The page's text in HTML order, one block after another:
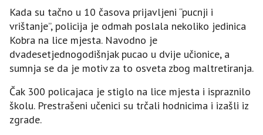
Kada su tačno u 10 časova prijavljeni “pucnji i
vrištanje”, policija je odmah poslala nekoliko jedinica
Kobra na lice mjesta. Navodno je
dvadesetjednogodišnjak pucao u dvije učionice, a
sumnja se da je motiv za to osveta zbog maltretiranja.
Čak 300 policajaca je stiglo na lice mjesta i ispraznilo
školu. Prestrašeni učenici su trčali hodnicima i izašli iz
zgrade.